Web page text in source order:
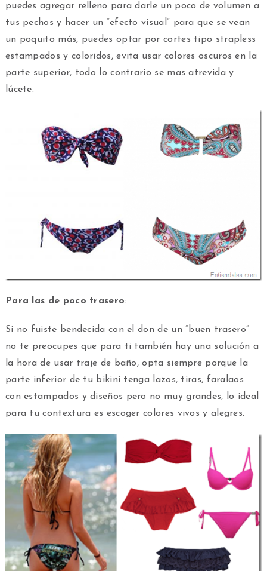
puedes agregar relleno para darle un poco de volumen a
tus pechos y hacer un “efecto visual” para que se vean
un poquito más, puedes optar por cortes tipo strapless
estampados y coloridos, evita usar colores oscuros en la
parte superior, todo lo contrario se mas atrevida y
lúcete.
Para las de poco trasero:
Si no fuiste bendecida con el don de un “buen trasero”
no te preocupes que para ti también hay una solución a
la hora de usar traje de baño, opta siempre porque la
parte inferior de tu bikini tenga lazos, tiras, faralaos
con estampados y diseños pero no muy grandes, lo ideal
para tu contextura es escoger colores vivos y alegres.